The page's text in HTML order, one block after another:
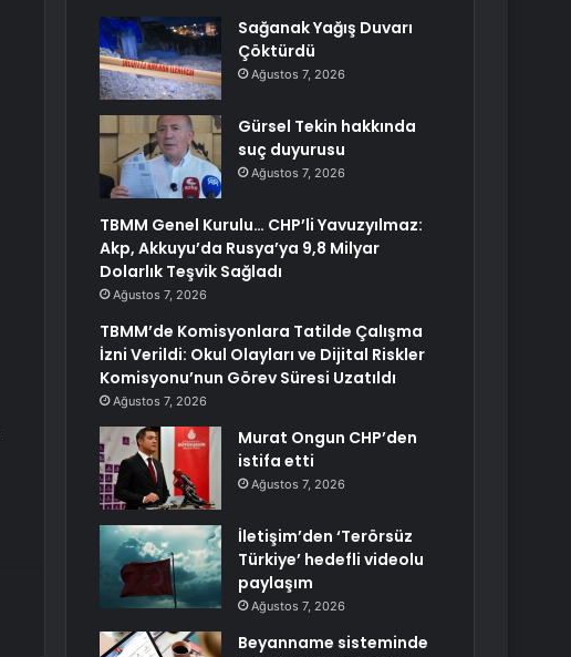
Sağanak Yağış Duvarı
Çöktürdü
Ağustos 7, 2026
Gürsel Tekin hakkında
suç duyurusu
Ağustos 7, 2026
TBMM Genel Kurulu… CHP’li Yavuzyılmaz:
Akp, Akkuyu’da Rusya’ya 9,8 Milyar
Dolarlık Teşvik Sağladı
Ağustos 7, 2026
TBMM’de Komisyonlara Tatilde Çalışma
İzni Verildi: Okul Olayları ve Dijital Riskler
Komisyonu’nun Görev Süresi Uzatıldı
Ağustos 7, 2026
Murat Ongun CHP’den
istifa etti
Ağustos 7, 2026
İletişim’den ‘Terörsüz
Türkiye’ hedefli videolu
paylaşım
Ağustos 7, 2026
Beyanname sisteminde